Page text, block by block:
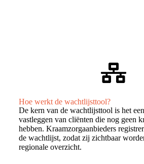
Hoe werkt de wachtlijsttool?
De kern van de wachtlijsttool is het
vastleggen van cliënten die nog geen
hebben. Kraamzorgaanbieders
de wachtlijst, zodat zij zichtbaar
regionale overzicht.